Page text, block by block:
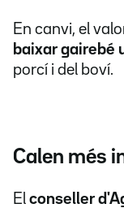
En canvi, el
baixar gairebé
porcí i del boví.
Calen més
El conseller